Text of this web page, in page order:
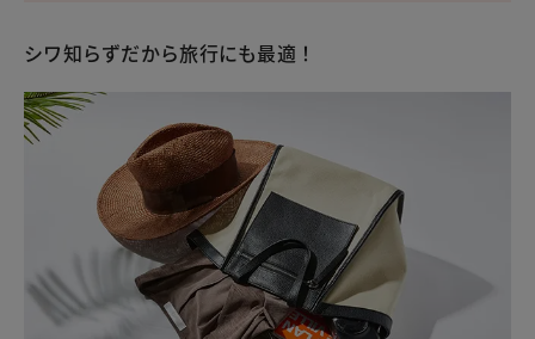
シワ知らずだから旅行にも最適！